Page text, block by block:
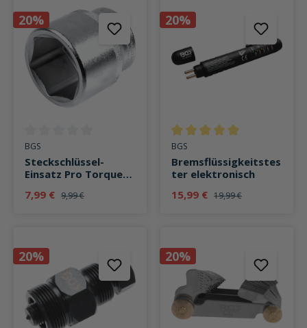
20%
Durchschnittliche Bewertung von 0 von 5 Sternen
BGS
Steckschlüssel-
Einsatz Pro Torque®
36mm
7,99 € 9,99 €
20%
Durchschnittliche Bewertung
BGS
Bremsflüssigkeitstes
ter elektronisch
15,99 € 19,99 €
20% 20%